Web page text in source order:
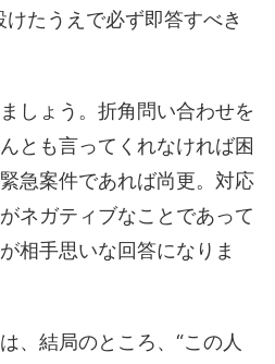
けたうえで必ず即答すべき
しょう。折角問い合わせを
とも言ってくれなければ困
急案件であれば尚更。対応
ネガティブなことであって
相手思いな回答になりま
、結局のところ、“この人